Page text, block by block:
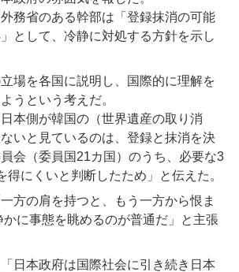
務省のある幹部は「登録抹消の可能
として、冷静に対処する方針を示し
場を各国に説明し、国際的に理解を
うという考えだ。
本側が韓国の（世界遺産の取り消
いと見ているのは、登録と抹消を決
会（委員国21カ国）のうち、必要な3
得にくいと判断したため」と伝えた。
方の肩を持つと、もう一方から恨ま
かに事態を眺めるのが普通だ」と主張
日本政府は国際社会に引き続き日本